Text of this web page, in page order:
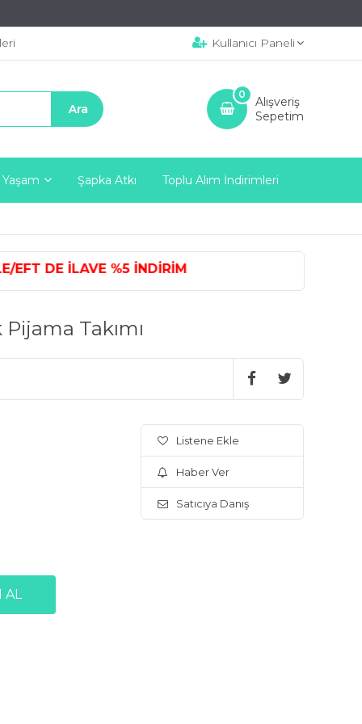
Kullanıcı Paneli
Alışveriş
Sepetim
0
Yaşam Şapka Atkı Toplu Alım İndirimleri
İLAVE %5 İNDİRİM
Takımı
Listene Ekle
Haber Ver
Satıcıya Danış